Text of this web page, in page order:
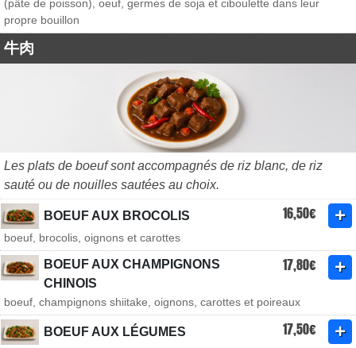
(pâte de poisson), oeuf, germes de soja et ciboulette dans leur
propre bouillon
牛肉
Les plats de boeuf sont accompagnés de riz blanc, de riz
sauté ou de nouilles sautées au choix.
BOEUF AUX BROCOLIS 16,50€
boeuf, brocolis, oignons et carottes
BOEUF AUX CHAMPIGNONS
CHINOIS
17,80€
boeuf, champignons shiitake, oignons, carottes et poireaux
BOEUF AUX LÉGUMES 17,50€